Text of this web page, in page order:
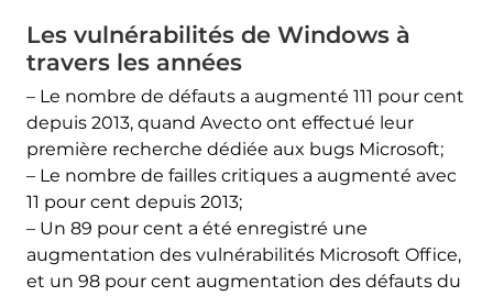
Les vulnérabilités de Windows à
travers les années
– Le nombre de défauts a augmenté 111 pour cent
depuis 2013, quand Avecto ont effectué leur
première recherche dédiée aux bugs Microsoft;
– Le nombre de failles critiques a augmenté avec
11 pour cent depuis 2013;
– Un 89 pour cent a été enregistré une
augmentation des vulnérabilités Microsoft Office,
et un 98 pour cent augmentation des défauts du